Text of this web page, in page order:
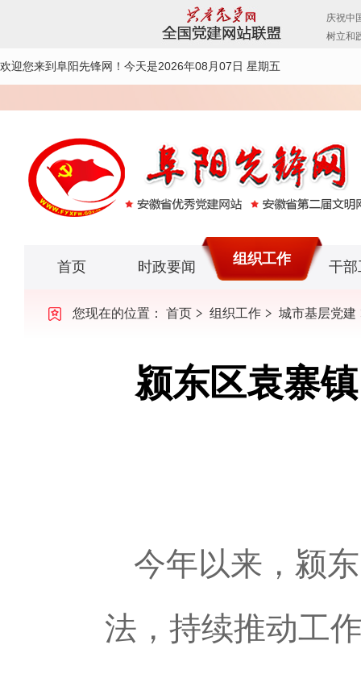
欢迎您来到阜阳先锋网！ 今天是2026年08月07日 星期五
首页 时政要闻 组织工作 干部
您现在的位置： 首页 组织工作 城市基层党建
颍东区袁寨
今年以来，颍
法，持续推动工